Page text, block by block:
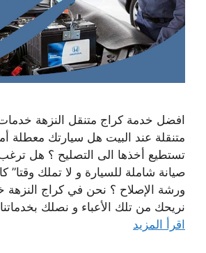
افضل خدمة كراج متنقل النزهة
متنقلة عند البيت هل سيارتك معطلة
تستطيع أخذها الى التصليح ؟ هل ترغب
صيانة شاملة للسيارة و لا تملك وقتا”
ورشة الإصلاح ؟ نحن في كراج النزهة
نريحك من تلك الأعباء و نصلك
اقرأ المزيد